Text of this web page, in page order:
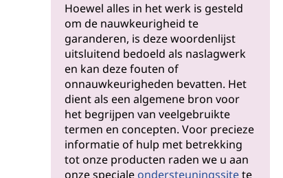
Hoewel alles in het werk is gesteld
om de nauwkeurigheid te
garanderen, is deze woordenlijst
uitsluitend bedoeld als naslagwerk
en kan deze fouten of
onnauwkeurigheden bevatten. Het
dient als een algemene bron voor
het begrijpen van veelgebruikte
termen en concepten. Voor precieze
informatie of hulp met betrekking
tot onze producten raden we u aan
onze speciale ondersteuningssitete